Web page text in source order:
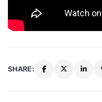
SHARE: